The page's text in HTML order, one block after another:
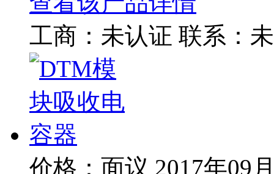
工商： 未认证 联系：
价格：面议 2017年09